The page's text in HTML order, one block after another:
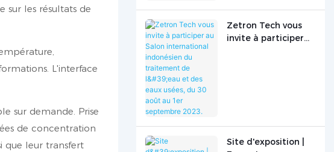
sur les résultats de
L'interface
sur demande. Prise
de concentration
que leur transfert
Zetron Tech vous
invite à participer
septembre 2023.
Site d'exposition |